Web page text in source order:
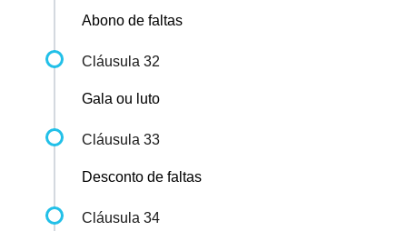
Abono de faltas
Cláusula 32
Gala ou luto
Cláusula 33
Desconto de faltas
Cláusula 34